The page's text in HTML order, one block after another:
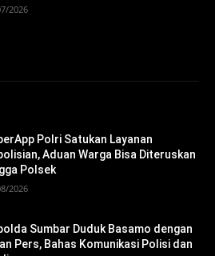
2026
Polri Satukan Layanan
Aduan Warga Bisa Diteruskan
Polsek
2026
Sumbar Duduk Basamo dengan
Pers, Bahas Komunikasi Polisi dan